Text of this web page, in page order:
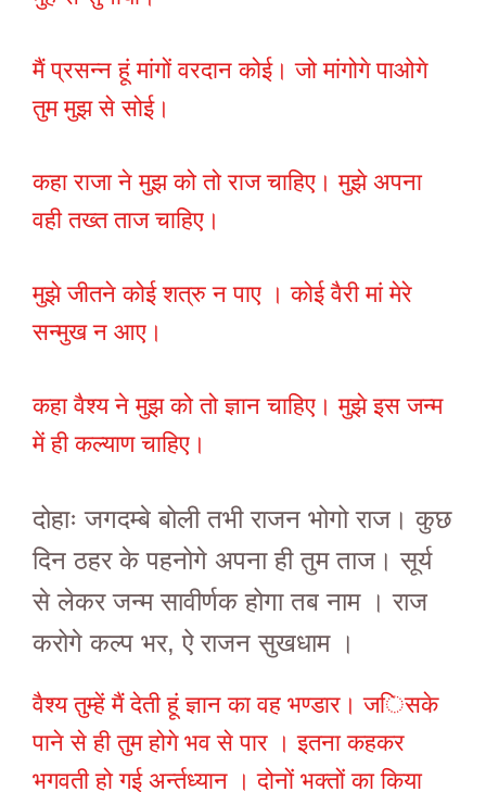
मैं प्रसन्न हूं मांगों वरदान कोई। जो मांगोगे पाओगे
तुम मुझ से सोई।
कहा राजा ने मुझ को तो राज चाहिए। मुझे अपना
वही तख्त ताज चाहिए।
मुझे जीतने कोई शत्रु न पाए । कोई वैरी मां मेरे
सन्मुख न आए।
कहा वैश्य ने मुझ को तो ज्ञान चाहिए। मुझे इस जन्म
में ही कल्याण चाहिए।
दोहाः जगदम्बे बोली तभी राजन भोगो राज। कुछ
दिन ठहर के पहनोगे अपना ही तुम ताज। सूर्य
से लेकर जन्म सावीर्णक होगा तब नाम । राज
करोगे कल्प भर, ऐ राजन सुखधाम ।
वैश्य तुम्हें मैं देती हूं ज्ञान का वह भण्डार। जिसके
पाने से ही तुम होगे भव से पार । इतना कहकर
भगवती हो गई अर्न्तध्यान । दोनों भक्तों का किया